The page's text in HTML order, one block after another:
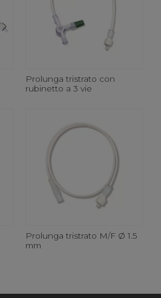
Prolunga tristrato con
rubinetto a 3 vie
Prolunga tristrato M/F Ø 1.5
mm